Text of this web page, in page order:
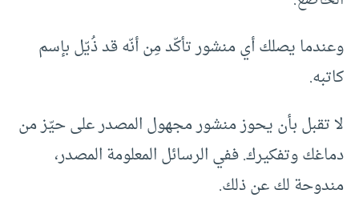
وعندما يصلك أي منشور تأكّد مِن أنّه قد ذُيّل بإسم
كاتبه.
لا تقبل بأن يحوز منشور مجهول المصدر على حيّز من
دماغك وتفكيرك. ففي الرسائل المعلومة المصدر،
مندوحة لك عن ذلك.